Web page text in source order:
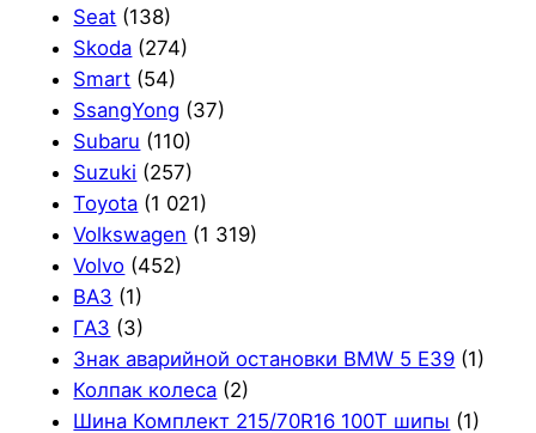
Seat (138)
Skoda (274)
Smart (54)
SsangYong (37)
Subaru (110)
Suzuki (257)
Toyota (1 021)
Volkswagen (1 319)
Volvo (452)
ВАЗ (1)
ГАЗ (3)
Знак аварийной остановки BMW 5 E39 (1)
Колпак колеса (2)
Шина Комплект 215/70R16 100T шипы (1)